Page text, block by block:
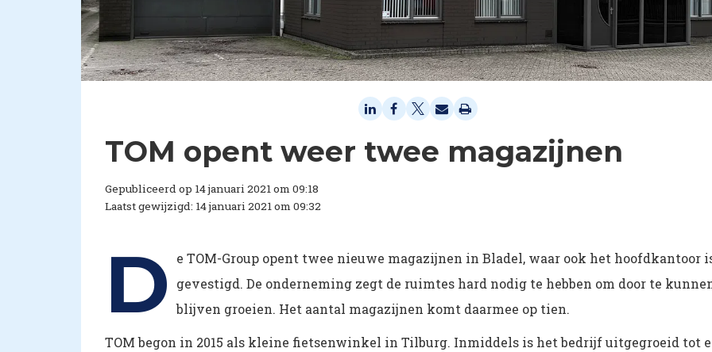
TOM opent weer twee magazijnen
Gepubliceerd op 14 januari 2021 om 09:18
Laatst gewijzigd: 14 januari 2021 om 09:32
D
e TOM-Group opent twee nieuwe magazijnen in Bladel, waar ook het hoofdkantoor
gevestigd. De onderneming zegt de ruimtes hard nodig te hebben om door te
blijven groeien. Het aantal magazijnen komt daarmee op tien.
TOM begon in 2015 als kleine fietsenwinkel in Tilburg. Inmiddels is het bedrijf uitgegroeid tot